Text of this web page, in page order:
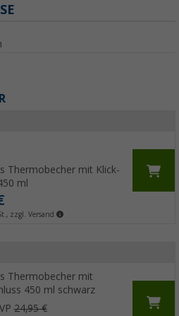
Thermobecher mit Klick-
ml
zzgl. Versand
Thermobecher mit
450 ml schwarz
24,95 €